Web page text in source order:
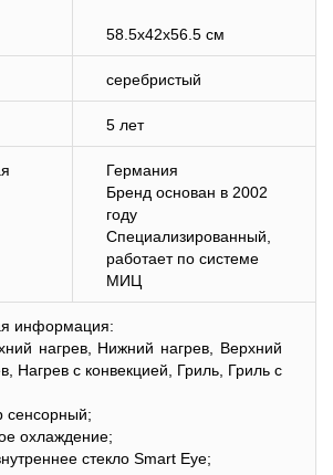
58.5х42х56.5 см
серебристый
5 лет
Германия
Бренд основан в 2002
году
Специализированный,
работает по системе
МИЦ
информация:
нагрев, Нижний нагрев, Верхний
Нагрев с конвекцией, Гриль, Гриль с
сенсорный;
охлаждение;
стекло Smart Eye;